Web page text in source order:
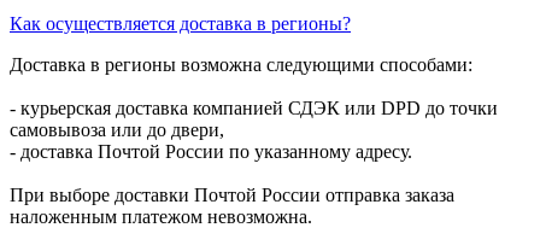
Как осуществляется доставка в регионы?
Доставка в регионы возможна следующими способами:
- курьерская доставка компанией СДЭК или DPD до точки
самовывоза или до двери,
- доставка Почтой России по указанному адресу.
При выборе доставки Почтой России отправка заказа
наложенным платежом невозможна.